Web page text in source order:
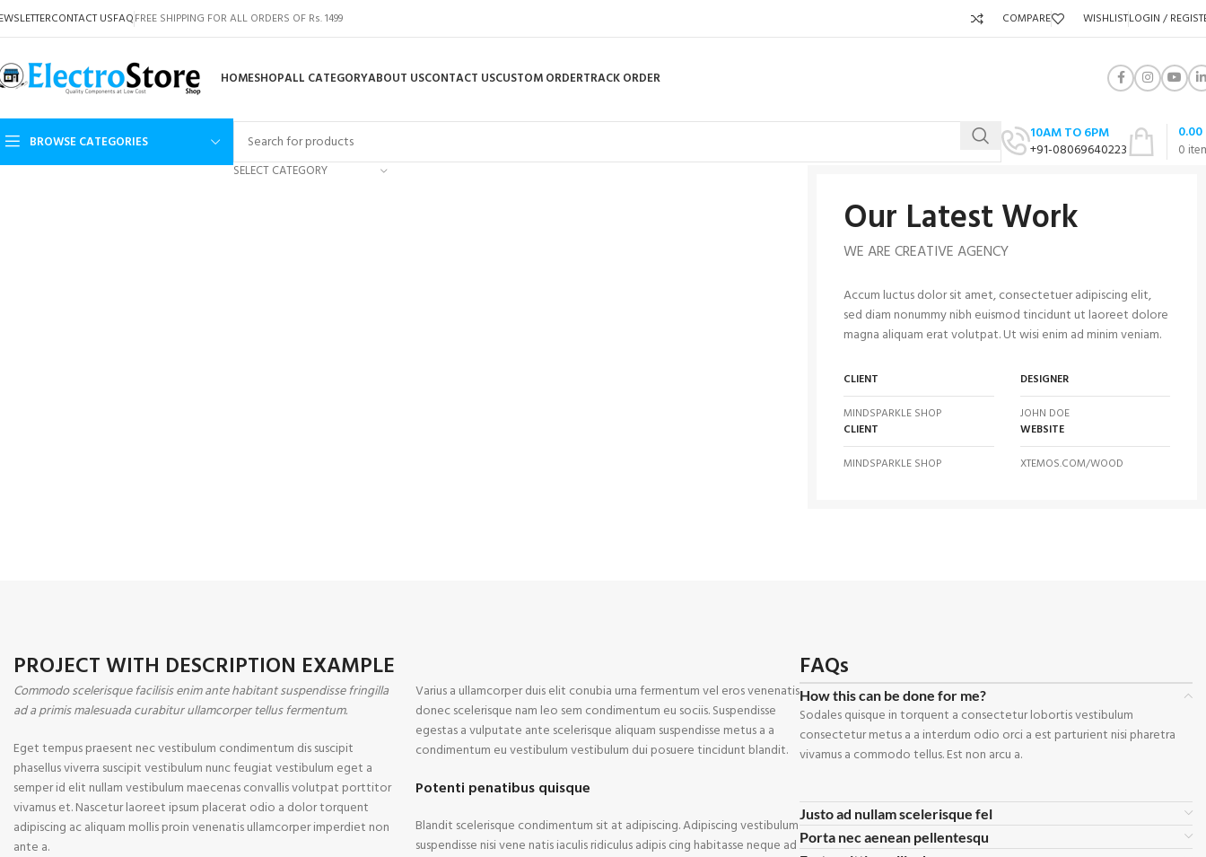
CONTACT USFAQFREE SHIPPING FOR ALL ORDERS OF Rs. 1499 COMPARE WISHLISTLOGIN /
HOMESHOPALL CATEGORYABOUT USCONTACT USCUSTOM ORDERTRACK ORDER
BROWSE CATEGORIES
SELECT CATEGORY
10AM TO 6PM
+91-08069640223
0
0.00
Our Latest Work
WE ARE CREATIVE AGENCY
Accum luctus dolor sit amet, consectetuer adipiscing elit,
sed diam nonummy nibh euismod tincidunt ut laoreet dolore
magna aliquam erat volutpat. Ut wisi enim ad minim veniam.
CLIENT
MINDSPARKLE SHOP
DESIGNER
JOHN DOE
CLIENT
MINDSPARKLE SHOP
WEBSITE
XTEMOS.COM/WOOD
PROJECT WITH DESCRIPTION EXAMPLE
Commodo scelerisque facilisis enim ante habitant suspendisse fringilla
ad a primis malesuada curabitur ullamcorper tellus fermentum.
Eget tempus praesent nec vestibulum condimentum dis suscipit
phasellus viverra suscipit vestibulum nunc feugiat vestibulum eget a
semper id elit nullam vestibulum maecenas convallis volutpat porttitor
vivamus et. Nascetur laoreet ipsum placerat odio a dolor torquent
adipiscing ac aliquam mollis proin venenatis ullamcorper imperdiet non
ante a.
Varius a ullamcorper duis elit conubia urna fermentum vel eros venenatis
donec scelerisque nam leo sem condimentum eu sociis. Suspendisse
egestas a vulputate ante scelerisque aliquam suspendisse metus a a
condimentum eu vestibulum vestibulum dui posuere tincidunt blandit.
Potenti penatibus quisque
Blandit scelerisque condimentum sit at adipiscing. Adipiscing vestibulum
suspendisse nisi vene natis iaculis ridiculus adipis cing habitasse neque ad
FAQs
How this can be done for me?
Sodales quisque in torquent a consectetur lobortis vestibulum
consectetur metus a a interdum odio orci a est parturient nisi pharetra
vivamus a commodo tellus. Est non arcu a.
Justo ad nullam scelerisque fel
Porta nec aenean pellentesqu